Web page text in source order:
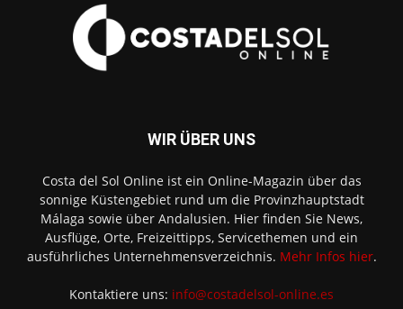
WIR ÜBER UNS
Costa del Sol Online ist ein Online-Magazin über das
sonnige Küstengebiet rund um die Provinzhauptstadt
Málaga sowie über Andalusien. Hier finden Sie News,
Ausflüge, Orte, Freizeittipps, Servicethemen und ein
ausführliches Unternehmensverzeichnis. Mehr Infos hier.
Kontaktiere uns: info@costadelsol-online.es